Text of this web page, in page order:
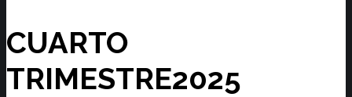
CUARTO
TRIMESTRE2025